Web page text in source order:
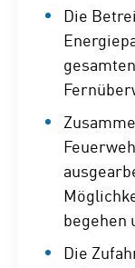
Die
begehen
Die